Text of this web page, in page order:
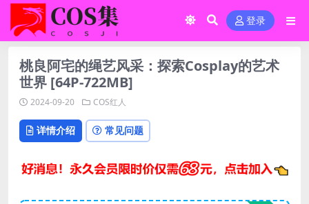
登录
桃良阿宅的绳艺风采：探索Cosplay的艺术
世界 [64P-722MB]
2024-09-20 COS红人
详情介绍 常见问题